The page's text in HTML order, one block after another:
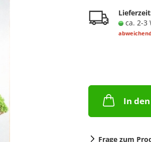
ca. 2-3
In
Frage zum